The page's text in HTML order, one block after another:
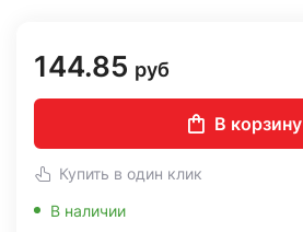
144.85 руб
В корзину
Купить в один клик
В наличии